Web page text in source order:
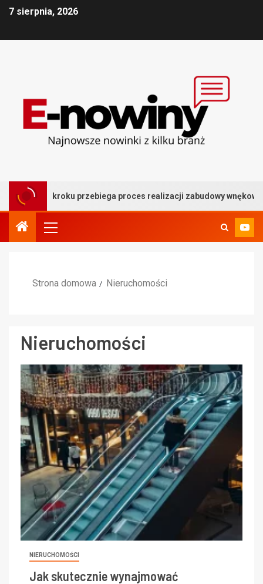
7 sierpnia, 2026
po kroku przebiega proces realizacji zabudowy wnękowej?
Strona domowa Nieruchomości
Nieruchomości
NIERUCHOMOŚCI
Jak skutecznie wynajmować